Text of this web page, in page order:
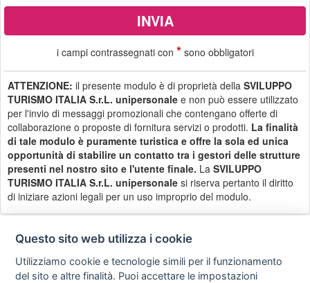
i campi contrassegnati con *sono obbligatori
ATTENZIONE: il presente modulo è di proprietà della SVILUPPO
TURISMO ITALIA S.r.L. unipersonale e non può essere utilizzato
per l'invio di messaggi promozionali che contengano offerte di
collaborazione o proposte di fornitura servizi o prodotti. La finalità
di tale modulo è puramente turistica e offre la sola ed unica
opportunità di stabilire un contatto tra i gestori delle strutture
presenti nel nostro sito e l'utente finale. La SVILUPPO
TURISMO ITALIA S.r.L. unipersonale si riserva pertanto il diritto
di iniziare azioni legali per un uso improprio del modulo.
Privacy
policy
Avviso
legale
Scrivici
Questo sito web utilizza i cookie
Utilizziamo cookie e tecnologie simili per il funzionamento
del sito e altre finalità. Puoi accettare le impostazioni